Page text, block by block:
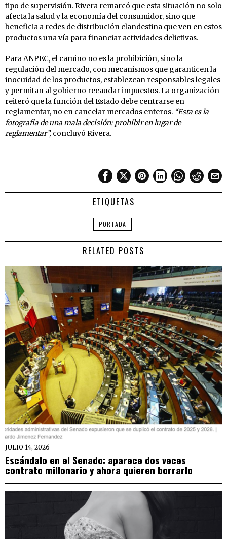
tipo de supervisión. Rivera remarcó que esta situación no solo
afecta la salud y la economía del consumidor, sino que
beneficia a redes de distribución clandestina que ven en estos
productos una vía para financiar actividades delictivas.
Para ANPEC, el camino no es la prohibición, sino la
regulación del mercado, con mecanismos que garanticen la
inocuidad de los productos, establezcan responsables legales
y permitan al gobierno recaudar impuestos. La organización
reiteró que la función del Estado debe centrarse en
reglamentar, no en cancelar mercados enteros. “Esta es la
fotografía de una mala decisión: prohibir en lugar de
reglamentar”, concluyó Rivera.
ETIQUETAS
PORTADA
RELATED POSTS
JULIO 14, 2026
Escándalo en el Senado: aparece dos veces
contrato millonario y ahora quieren borrarlo